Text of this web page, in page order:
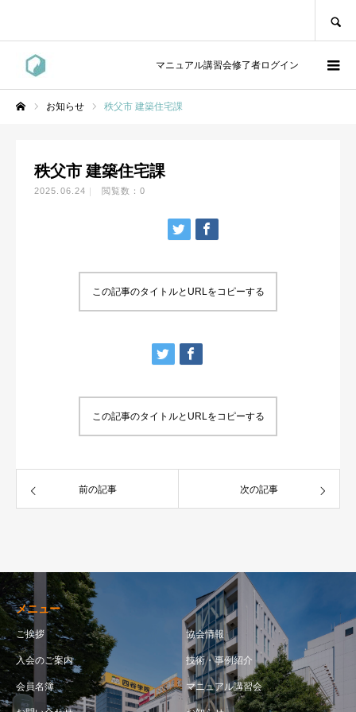
マニュアル講習会修了者ログイン
お知らせ 秩父市 建築住宅課
秩父市 建築住宅課
2025.06.24 閲覧数：0
この記事のタイトルとURLをコピーする
この記事のタイトルとURLをコピーする
前の記事 次の記事
メニュー
ご挨拶 協会情報
入会のご案内 技術・事例紹介
会員名簿 マニュアル講習会